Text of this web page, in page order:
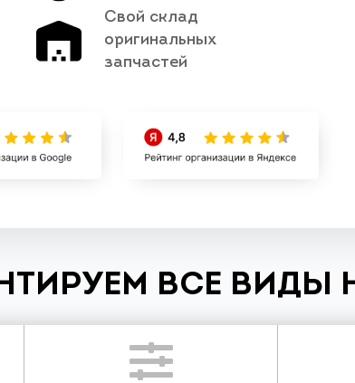
Свой склад
оригинальных
запчастей
ВСЕ ВИДЫ